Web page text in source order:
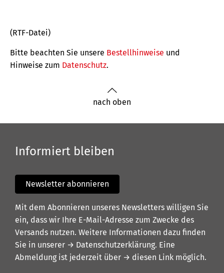
(RTF-Datei)
Bitte beachten Sie unsere Bestellhinweise und
Hinweise zum Datenschutz.
nach oben
Informiert bleiben
Newsletter abonnieren
Mit dem Abonnieren unseres Newsletters willigen Sie
ein, dass wir Ihre E-Mail-Adresse zum Zwecke des
Versands nutzen. Weitere Informationen dazu finden
Sie in unserer → Datenschutzerklärung. Eine
Abmeldung ist jederzeit über → diesen Link möglich.